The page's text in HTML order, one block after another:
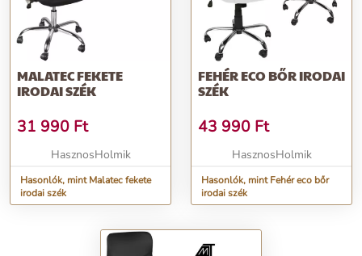
MALATEC FEKETE
IRODAI SZÉK
31 990 Ft
HasznosHolmik
Hasonlók, mint Malatec fekete
irodai szék
FEHÉR ECO BŐR IRODAI
SZÉK
43 990 Ft
HasznosHolmik
Hasonlók, mint Fehér eco bőr
irodai szék